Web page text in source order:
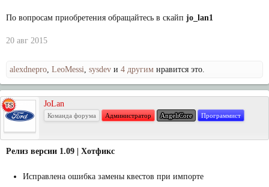
По вопросам приобретения обращайтесь в скайп jo_lan1
20 авг 2015
alexdnepro, LeoMessi, sysdev и 4 другим нравится это.
JoLan
Команда форума Администратор AngeliCore Программист
Релиз версии 1.09 | Хотфикс
Исправлена ошибка замены квестов при импорте